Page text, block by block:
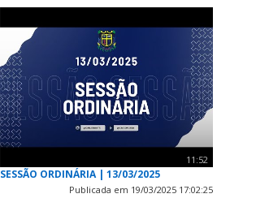
11:52
SESSÃO ORDINÁRIA | 13/03/2025
Publicada em 19/03/2025 17:02:25